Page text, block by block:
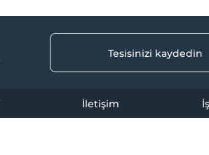
Tesisinizi kaydedin
İletişim